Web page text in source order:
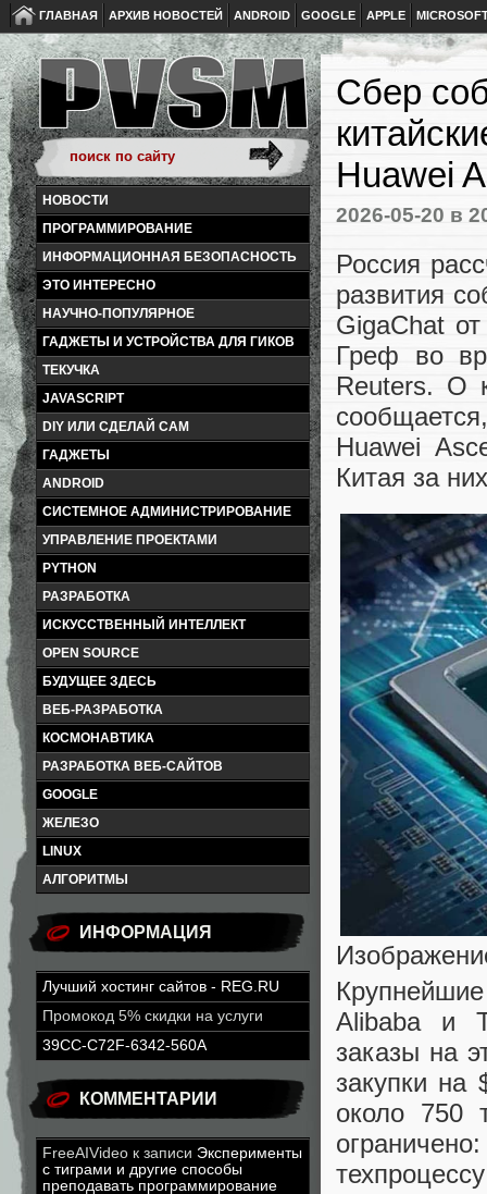
ГЛАВНАЯ АРХИВ НОВОСТЕЙ ANDROID GOOGLE APPLE
НОВОСТИ
ПРОГРАММИРОВАНИЕ
ИНФОРМАЦИОННАЯ БЕЗОПАСНОСТЬ
ЭТО ИНТЕРЕСНО
НАУЧНО-ПОПУЛЯРНОЕ
ГАДЖЕТЫ И УСТРОЙСТВА ДЛЯ ГИКОВ
ТЕКУЧКА
JAVASCRIPT
DIY ИЛИ СДЕЛАЙ САМ
ГАДЖЕТЫ
ANDROID
СИСТЕМНОЕ АДМИНИСТРИРОВАНИЕ
УПРАВЛЕНИЕ ПРОЕКТАМИ
PYTHON
РАЗРАБОТКА
ИСКУССТВЕННЫЙ ИНТЕЛЛЕКТ
OPEN SOURCE
БУДУЩЕЕ ЗДЕСЬ
ВЕБ-РАЗРАБОТКА
КОСМОНАВТИКА
РАЗРАБОТКА ВЕБ-САЙТОВ
GOOGLE
ЖЕЛЕЗО
LINUX
АЛГОРИТМЫ
ИНФОРМАЦИЯ
Лучший хостинг сайтов - REG.RU
Промокод 5% скидки на услуги
39CC-C72F-6342-560A
КОММЕНТАРИИ
FreeAIVideo к записи Эксперименты
с тиграми и другие способы
преподавать программирование
Сбер
Huawei
2026-05-20 в
Россия
развития
GigaChat
Греф во
Reuters. О
Huawei
Китая за
Alibaba и
заказы на
закупки на
около 750